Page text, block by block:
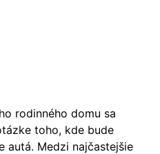
rodinného domu sa
toho, kde bude
autá. Medzi najčastejšie